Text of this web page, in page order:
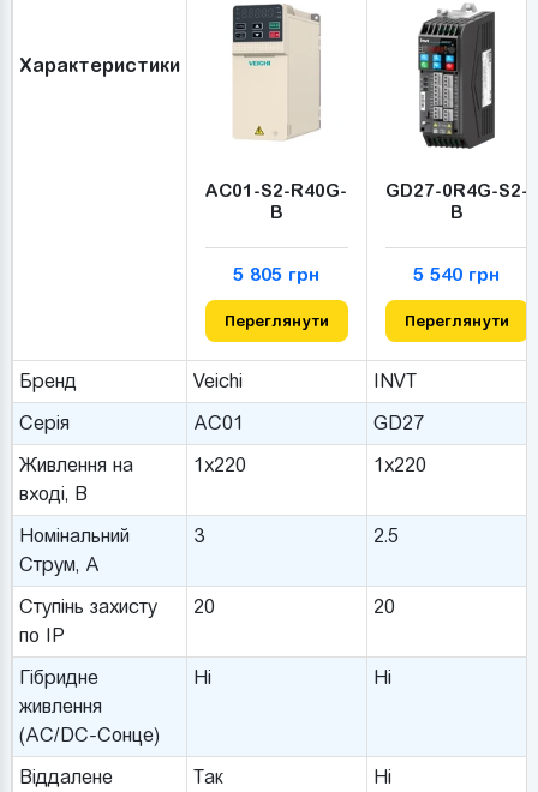
Характеристики
AC01-S2-R40G-
B
5 805 грн
Переглянути
GD27-0R4G-S2-
B
5 540 грн
Переглянути
Бренд Veichi
INVT
Серія
AC01
GD27
Живлення на
вході, В
1x220 1x220
Номінальний
Струм, A
3 2.5
Ступінь захисту
по IP
20 20
Гібридне
живлення
(AC/DC-Сонце)
Ні Ні
Віддалене
Так Ні